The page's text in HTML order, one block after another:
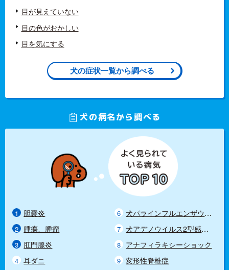
目が見えていない
目の色がおかしい
目を気にする
犬の症状一覧から調べる
犬の病名から調べる
胆嚢炎
腫瘍、腫瘤
肛門腺炎
耳ダニ
犬パラインフルエンザウイ
ルス感染症
犬アデノウイルス2型感染
症（犬伝染性喉頭気管炎）
アナフィラキシーショック
変形性脊椎症